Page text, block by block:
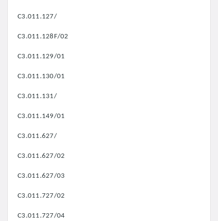
C3.011.127/
C3.011.128F/02
C3.011.129/01
C3.011.130/01
C3.011.131/
C3.011.149/01
C3.011.627/
C3.011.627/02
C3.011.627/03
C3.011.727/02
C3.011.727/04